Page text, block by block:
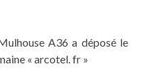
A36 a déposé le
« arcotel. fr »